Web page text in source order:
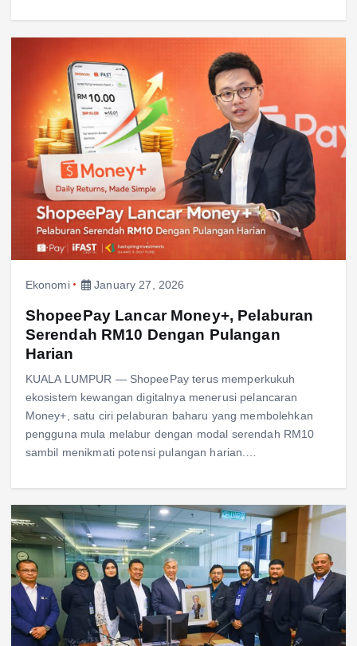
Ekonomi January 27, 2026
ShopeePay Lancar Money+, Pelaburan
Serendah RM10 Dengan Pulangan
Harian
KUALA LUMPUR — ShopeePay terus memperkukuh
ekosistem kewangan digitalnya menerusi pelancaran
Money+, satu ciri pelaburan baharu yang membolehkan
pengguna mula melabur dengan modal serendah RM10
sambil menikmati potensi pulangan harian.…